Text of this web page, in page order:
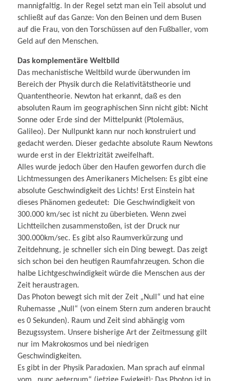
mannigfaltig. In der Regel setzt man ein Teil absolut und
schließt auf das Ganze: Von den Beinen und dem Busen
auf die Frau, von den Torschüssen auf den Fußballer, vom
Geld auf den Menschen.
Das komplementäre Weltbild
Das mechanistische Weltbild wurde überwunden im
Bereich der Physik durch die Relativitäts­theorie und
Quantentheorie. Newton hat erkannt, daß es den
absoluten Raum im geographischen Sinn nicht gibt: Nicht
Sonne oder Erde sind der Mittelpunkt (Ptolemäus,
Galileo). Der Nullpunkt kann nur noch konstruiert und
gedacht werden. Dieser gedachte absolute Raum Newtons
wurde erst in der Elektrizität zweifelhaft.
Alles wurde jedoch über den Haufen geworfen durch die
Lichtmessungen des Amerikaners Michelsen: Es gibt eine
absolute Geschwindigkeit des Lichts! Erst Einstein hat
dieses Phänomen gedeutet: Die Geschwindigkeit von
300.000 km/sec ist nicht zu überbieten. Wenn zwei
Lichtteilchen zusammenstoßen, ist der Druck nur
300.000km/sec. Es gibt also Raumverkürzung und
Zeitdehnung, je schneller sich ein Ding bewegt. Das zeigt
sich schon bei den heutigen Raumfahrzeugen. Schon die
halbe Lichtgeschwindigkeit würde die Menschen aus der
Zeit heraustragen.
Das Photon bewegt sich mit der Zeit „Null“ und hat eine
Ruhemasse „Null“ (von einem Stern zum anderen braucht
es 0 Sekunden). Raum und Zeit sind abhängig vom
Bezugssystem. Unsere bisherige Art der Zeitmessung gilt
nur im Makrokosmos und bei niedrigen
Geschwindigkeiten.
Es gibt in der Physik Paradoxien. Man sprach auf einmal